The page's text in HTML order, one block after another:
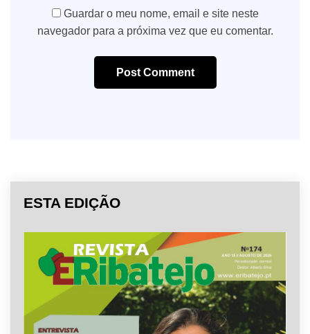
Guardar o meu nome, email e site neste
navegador para a próxima vez que eu comentar.
Post Comment
ESTA EDIÇÃO